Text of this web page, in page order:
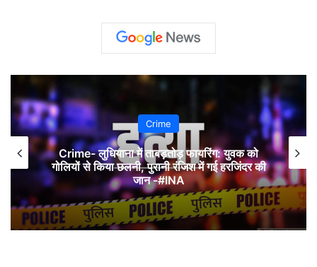
Crime
Crime- लुधियाना में ताबड़तोड़ फायरिंग: युवक को
गोलियों से किया छलनी, पुरानी रंजिश में गई हरजिंदर की
जान -#INA